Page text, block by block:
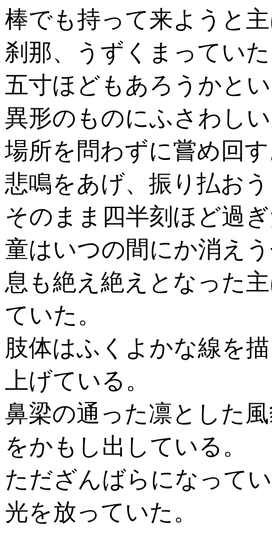
棒でも持って来ようと
刹那、うずくまってい
五寸ほどもあろうかと
異形のものにふさわし
場所を問わずに嘗め回
悲鳴をあげ、振り払お
そのまま四半刻ほど過
童はいつの間にか消え
息も絶え絶えとなった
ていた。
肢体はふくよかな線を
上げている。
鼻梁の通った凛とした
をかもし出している。
ただざんばらになって
光を放っていた。